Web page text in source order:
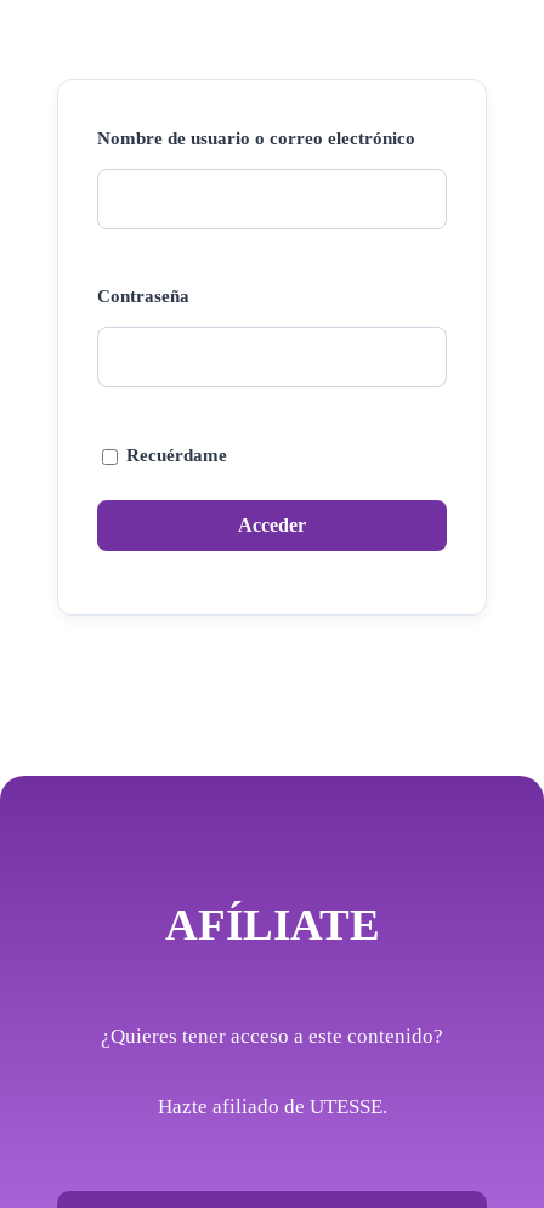
Nombre de usuario o correo electrónico
Contraseña
Recuérdame
AFÍLIATE
¿Quieres tener acceso a este contenido?
Hazte afiliado de UTESSE.